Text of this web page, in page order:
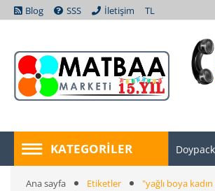
Blog SSS İletişim TL
KATEGORILER
Ana sayfa Etiketler "yağlı boya